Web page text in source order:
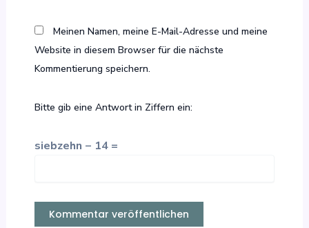
Meinen Namen, meine E-Mail-Adresse und meine
Website in diesem Browser für die nächste
Kommentierung speichern.
Bitte gib eine Antwort in Ziffern ein:
siebzehn − 14 =